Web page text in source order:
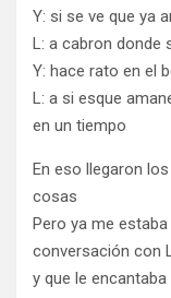
Y: si se ve que ya
L: a cabron donde
Y: hace rato en el
L: a si esque
en un tiempo
En eso llegaron
cosas
Pero ya me
conversación con
y que le